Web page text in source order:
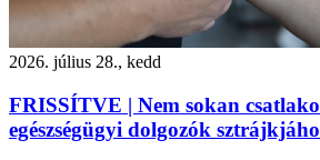
2026. július 28., kedd
FRISSÍTVE | Nem sokan
egészségügyi dolgozók